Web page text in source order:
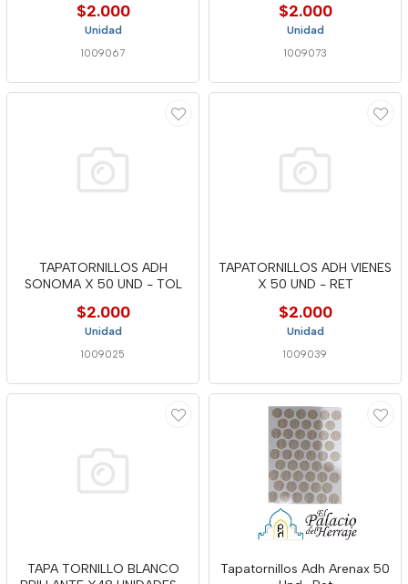
$2.000
Unidad
1009067
$2.000
Unidad
1009073
TAPATORNILLOS ADH
SONOMA X 50 UND - TOL
$2.000
Unidad
1009025
TAPATORNILLOS ADH VIENES
X 50 UND - RET
$2.000
Unidad
1009039
TAPA TORNILLO BLANCO
Tapatornillos Adh Arenax 50